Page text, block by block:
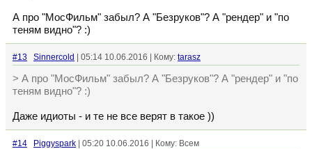
А про "МосФильм" забыл? А "Безруков"? А "рендер" и "по
теням видно"? :)
#13 Sinnercold | 05:14 10.06.2016 | Кому: tarasz
> А про "МосФильм" забыл? А "Безруков"? А "рендер" и "по
теням видно"? :)
Даже идиоты - и те не все верят в такое ))
#14 Piggyspark | 05:20 10.06.2016 | Кому: Всем